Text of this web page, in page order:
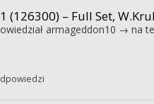
(126300) – Full Set,
armageddon10 → na